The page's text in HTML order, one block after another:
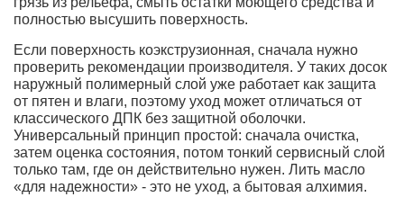
полностью высушить поверхность.
Если поверхность коэкструзионная, сначала нужно
проверить рекомендации производителя. У таких досок
наружный полимерный слой уже работает как защита
от пятен и влаги, поэтому уход может отличаться от
классического ДПК без защитной оболочки.
Универсальный принцип простой: сначала очистка,
затем оценка состояния, потом тонкий сервисный слой
только там, где он действительно нужен. Лить масло
«для надежности» - это не уход, а бытовая алхимия.